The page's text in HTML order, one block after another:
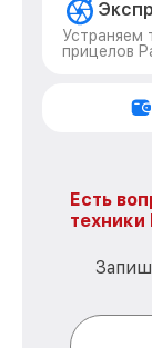
Устраняем
прицелов
Есть
техники